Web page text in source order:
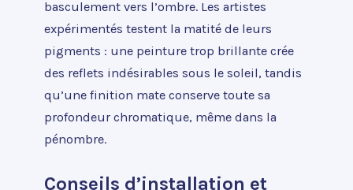
basculement vers l’ombre. Les artistes
expérimentés testent la matité de leurs
pigments : une peinture trop brillante crée
des reflets indésirables sous le soleil, tandis
qu’une finition mate conserve toute sa
profondeur chromatique, même dans la
pénombre.
Conseils d’installation et